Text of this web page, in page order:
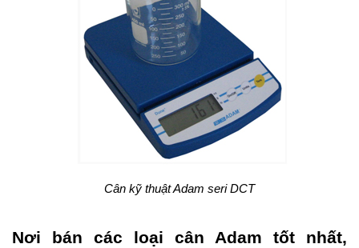
Cân kỹ thuật Adam seri DCT
Nơi bán các loại cân Adam tốt nhất,